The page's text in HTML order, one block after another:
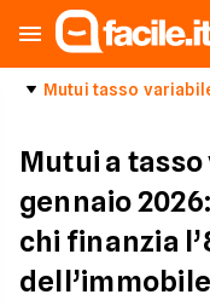
Mutui tasso
Mutui a
gennaio
chi finanzia
dell’immobile